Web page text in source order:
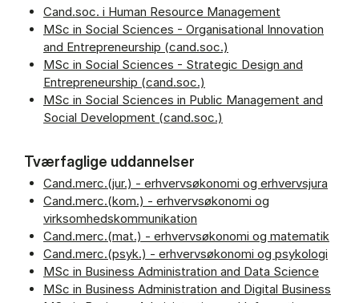
Cand.soc. i Human Resource Management
MSc in Social Sciences - Organisational Innovation
and Entrepreneurship (cand.soc.)
MSc in Social Sciences - Strategic Design and
Entrepreneurship (cand.soc.)
MSc in Social Sciences in Public Management and
Social Development (cand.soc.)
Tværfaglige uddannelser
Cand.merc.(jur.) - erhvervsøkonomi og erhvervsjura
Cand.merc.(kom.) - erhvervsøkonomi og
virksomhedskommunikation
Cand.merc.(mat.) - erhvervsøkonomi og matematik
Cand.merc.(psyk.) - erhvervsøkonomi og psykologi
MSc in Business Administration and Data Science
MSc in Business Administration and Digital Business